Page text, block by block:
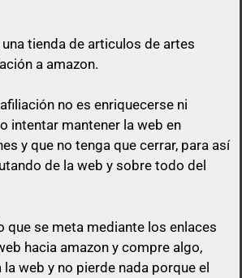
tienda de articulos de artes
a amazon.
no es enriquecerse ni
intentar mantener la web en
y que no tenga que cerrar, para así
de la web y sobre todo del
que se meta mediante los enlaces
hacia amazon y compre algo,
web y no pierde nada porque el